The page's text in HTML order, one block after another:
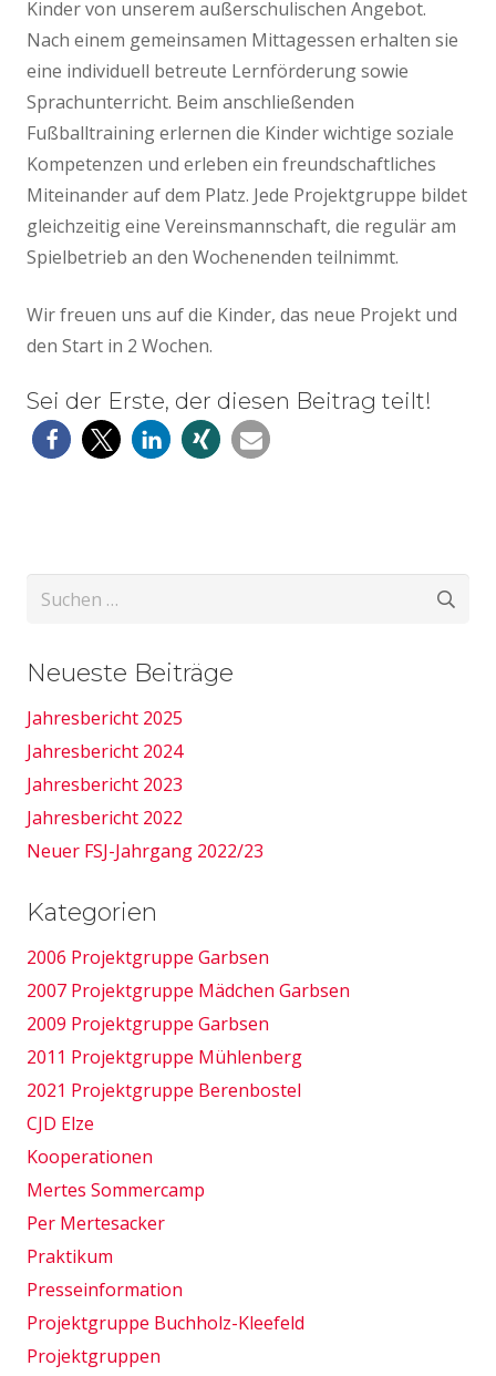
Kinder von unserem außerschulischen Angebot.
Nach einem gemeinsamen Mittagessen erhalten sie
eine individuell betreute Lernförderung sowie
Sprachunterricht. Beim anschließenden
Fußballtraining erlernen die Kinder wichtige soziale
Kompetenzen und erleben ein freundschaftliches
Miteinander auf dem Platz. Jede Projektgruppe bildet
gleichzeitig eine Vereinsmannschaft, die regulär am
Spielbetrieb an den Wochenenden teilnimmt.
Wir freuen uns auf die Kinder, das neue Projekt und
den Start in 2 Wochen.
Sei der Erste, der diesen Beitrag teilt!
Suchen
Neueste Beiträge
Jahresbericht 2025
Jahresbericht 2024
Jahresbericht 2023
Jahresbericht 2022
Neuer FSJ-Jahrgang 2022/23
Kategorien
2006 Projektgruppe Garbsen
2007 Projektgruppe Mädchen Garbsen
2009 Projektgruppe Garbsen
2011 Projektgruppe Mühlenberg
2021 Projektgruppe Berenbostel
CJD Elze
Kooperationen
Mertes Sommercamp
Per Mertesacker
Praktikum
Presseinformation
Projektgruppe Buchholz-Kleefeld
Projektgruppen